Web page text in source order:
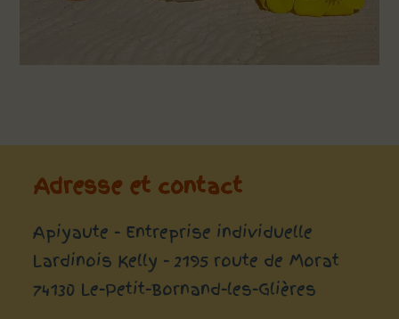
Adresse et contact
Apiyaute - Entreprise individuelle
Lardinois Kelly - 2195 route de Morat
74130 Le-Petit-Bornand-les-Glières